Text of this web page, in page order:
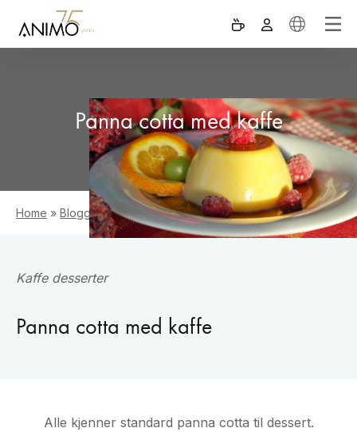
Panna cotta med kaffe
Home » Blogg»Panna cotta med kaffe
Kaffe desserter
Panna cotta med kaffe
Alle kjenner standard panna cotta til dessert.